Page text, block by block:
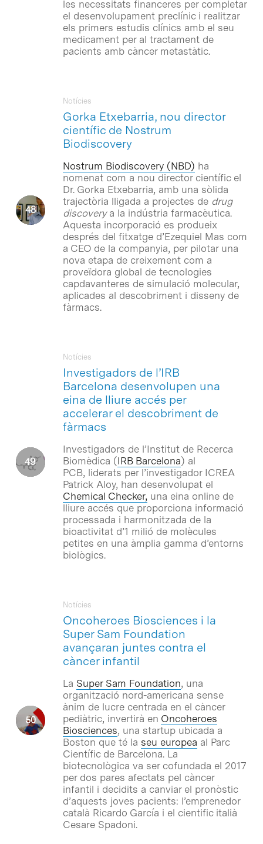
les necessitats financeres per completar
el desenvolupament preclínic i realitzar
els primers estudis clínics amb el seu
medicament per al tractament de
pacients amb càncer metastàtic.
Gorka Etxebarria, nou director
científic de Nostrum
Biodiscovery
Notícies
Nostrum Biodiscovery (NBD) ha
nomenat com a nou director científic el
Dr. Gorka Etxebarria, amb una sòlida
trajectòria lligada a projectes de drug
discovery a la indústria farmacèutica.
Aquesta incorporació es produeix
després del fitxatge d’Ezequiel Mas com
a CEO de la companyia, per pilotar una
nova etapa de creixement com a
proveïdora global de tecnologies
capdavanteres de simulació molecular,
aplicades al descobriment i disseny de
fàrmacs.
Investigadors de l’IRB
Barcelona desenvolupen una
eina de lliure accés per
accelerar el descobriment de
fàrmacs
Notícies
Investigadors de l’Institut de Recerca
Biomèdica (IRB Barcelona) al
PCB, liderats per l’investigador ICREA
Patrick Aloy, han desenvolupat el
Chemical Checker, una eina online de
lliure accés que proporciona informació
processada i harmonitzada de la
bioactivitat d’1 milió de molècules
petites en una àmplia gamma d’entorns
biològics.
Oncoheroes Biosciences i la
Super Sam Foundation
avançaran juntes contra el
càncer infantil
Notícies
La Super Sam Foundation, una
organització nord-americana sense
ànim de lucre centrada en el càncer
pediàtric, invertirà en Oncoheroes
Biosciences, una startup ubicada a
Boston que té la seu europea al Parc
Científic de Barcelona. La
biotecnològica va ser cofundada el 2017
per dos pares afectats pel càncer
infantil i decidits a canviar el pronòstic
d’aquests joves pacients: l’emprenedor
català Ricardo García i el cientific italià
Cesare Spadoni.